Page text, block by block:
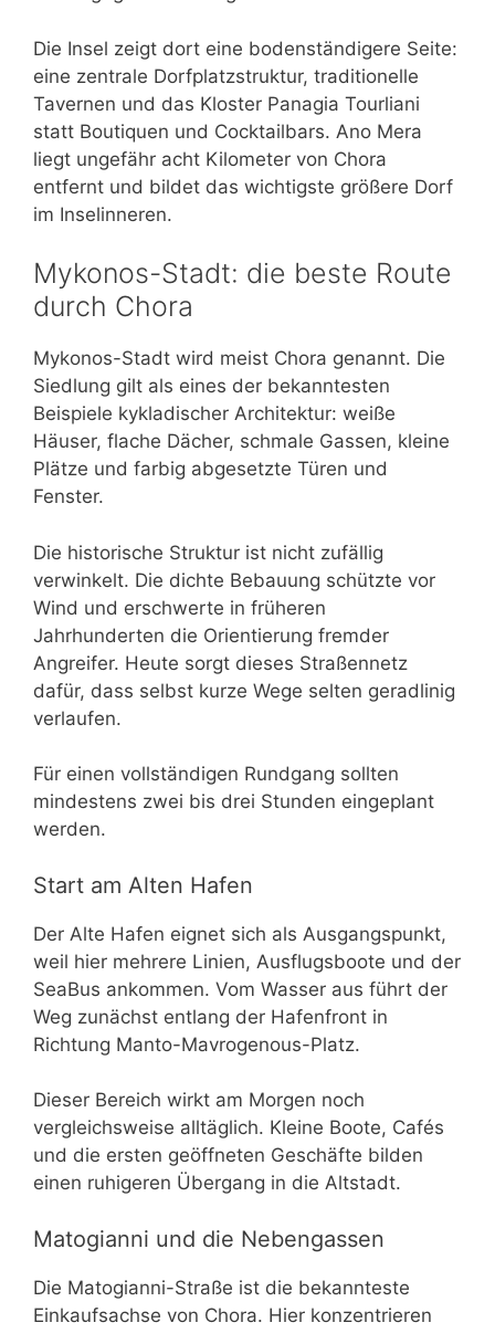
Die Insel zeigt dort eine bodenständigere Seite:
eine zentrale Dorfplatzstruktur, traditionelle
Tavernen und das Kloster Panagia Tourliani
statt Boutiquen und Cocktailbars. Ano Mera
liegt ungefähr acht Kilometer von Chora
entfernt und bildet das wichtigste größere Dorf
im Inselinneren.
Mykonos-Stadt: die beste Route
durch Chora
Mykonos-Stadt wird meist Chora genannt. Die
Siedlung gilt als eines der bekanntesten
Beispiele kykladischer Architektur: weiße
Häuser, flache Dächer, schmale Gassen, kleine
Plätze und farbig abgesetzte Türen und
Fenster.
Die historische Struktur ist nicht zufällig
verwinkelt. Die dichte Bebauung schützte vor
Wind und erschwerte in früheren
Jahrhunderten die Orientierung fremder
Angreifer. Heute sorgt dieses Straßennetz
dafür, dass selbst kurze Wege selten geradlinig
verlaufen.
Für einen vollständigen Rundgang sollten
mindestens zwei bis drei Stunden eingeplant
werden.
Start am Alten Hafen
Der Alte Hafen eignet sich als Ausgangspunkt,
weil hier mehrere Linien, Ausflugsboote und der
SeaBus ankommen. Vom Wasser aus führt der
Weg zunächst entlang der Hafenfront in
Richtung Manto-Mavrogenous-Platz.
Dieser Bereich wirkt am Morgen noch
vergleichsweise alltäglich. Kleine Boote, Cafés
und die ersten geöffneten Geschäfte bilden
einen ruhigeren Übergang in die Altstadt.
Matogianni und die Nebengassen
Die Matogianni-Straße ist die bekannteste
Einkaufsachse von Chora. Hier konzentrieren